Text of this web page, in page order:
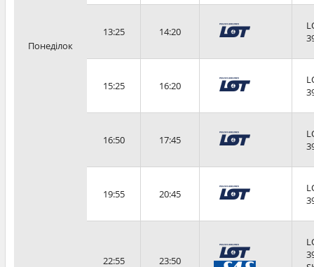
Понеділок
13:25 14:20
15:25 16:20
16:50 17:45
19:55 20:45
22:55 23:50